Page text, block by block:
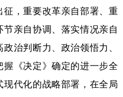
Français عربى
日本語 한국어
，重要改革亲自部署、重
亲自协调、落实情况亲自
治判断力、政治领悟力、
《决定》确定的进一步全
代化的战略部署，在全局